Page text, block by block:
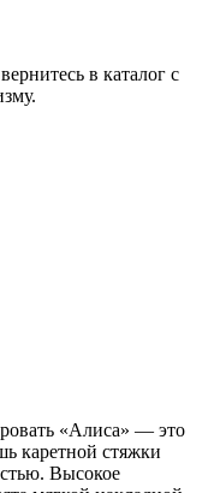
в каталог с
«Алиса» — это
каретной стяжки
Высокое